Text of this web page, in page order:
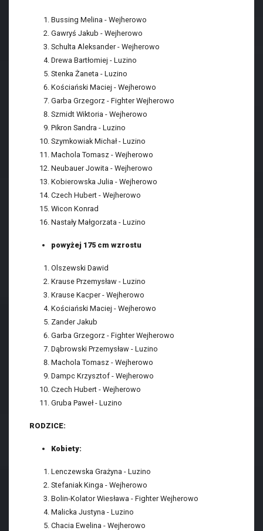
Bussing Melina - Wejherowo
Gawryś Jakub - Wejherowo
Schulta Aleksander - Wejherowo
Drewa Bartłomiej - Luzino
Stenka Żaneta - Luzino
Kościański Maciej - Wejherowo
Garba Grzegorz - Fighter Wejherowo
Szmidt Wiktoria - Wejherowo
Pikron Sandra - Luzino
Szymkowiak Michał - Luzino
Machola Tomasz - Wejherowo
Neubauer Jowita - Wejherowo
Kobierowska Julia - Wejherowo
Czech Hubert - Wejherowo
Wicon Konrad
Nastały Małgorzata - Luzino
powyżej 175 cm wzrostu
Olszewski Dawid
Krause Przemysław - Luzino
Krause Kacper - Wejherowo
Kościański Maciej - Wejherowo
Zander Jakub
Garba Grzegorz - Fighter Wejherowo
Dąbrowski Przemysław - Luzino
Machola Tomasz - Wejherowo
Dampc Krzysztof - Wejherowo
Czech Hubert - Wejherowo
Gruba Paweł - Luzino
RODZICE:
Kobiety:
Lenczewska Grażyna - Luzino
Stefaniak Kinga - Wejherowo
Bolin-Kolator Wiesława - Fighter Wejherowo
Malicka Justyna - Luzino
Chacia Ewelina - Wejherowo